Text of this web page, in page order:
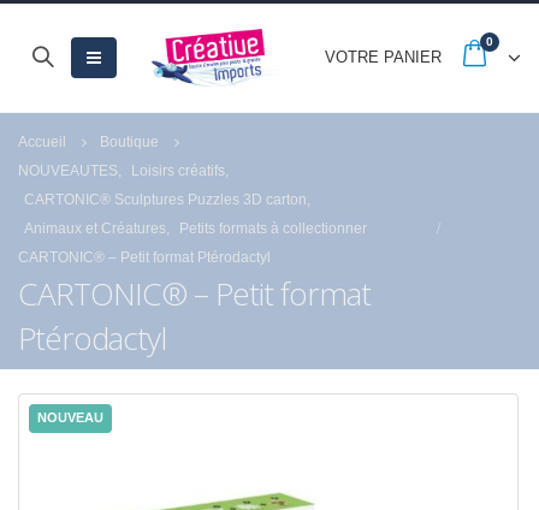
VOTRE PANIER
0
Accueil
Boutique
NOUVEAUTES
Loisirs créatifs
CARTONIC® Sculptures Puzzles 3D carton
Animaux et Créatures
Petits formats à collectionner
CARTONIC® – Petit format Ptérodactyl
CARTONIC® – Petit format
Ptérodactyl
NOUVEAU